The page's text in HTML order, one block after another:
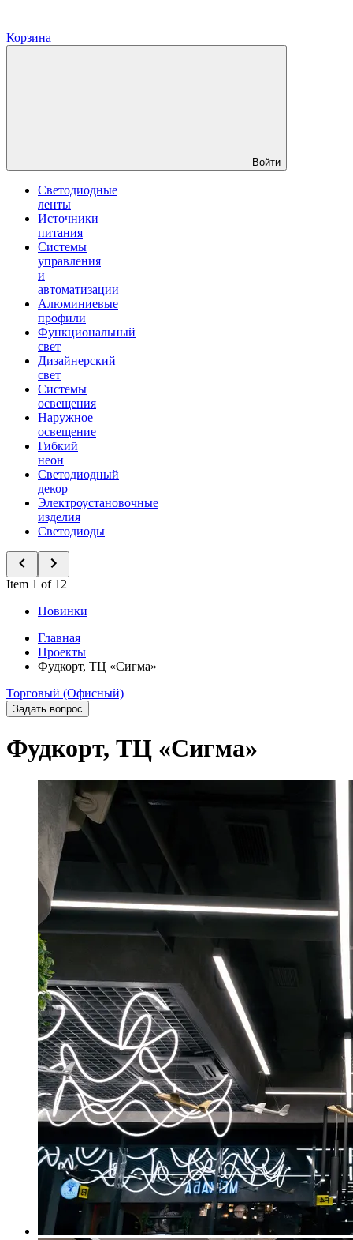
Корзина
Войти
Светодиодные
ленты
Источники
питания
Системы
управления
и
автоматизации
Алюминиевые
профили
Функциональный
свет
Дизайнерский
свет
Системы
освещения
Наружное
освещение
Гибкий
неон
Светодиодный
декор
Электроустановочные
изделия
Светодиоды
Item 1 of 12
Новинки
Главная
Проекты
Фудкорт, ТЦ «Сигма»
Торговый (Офисный)
Задать вопрос
Фудкорт, ТЦ «Сигма»